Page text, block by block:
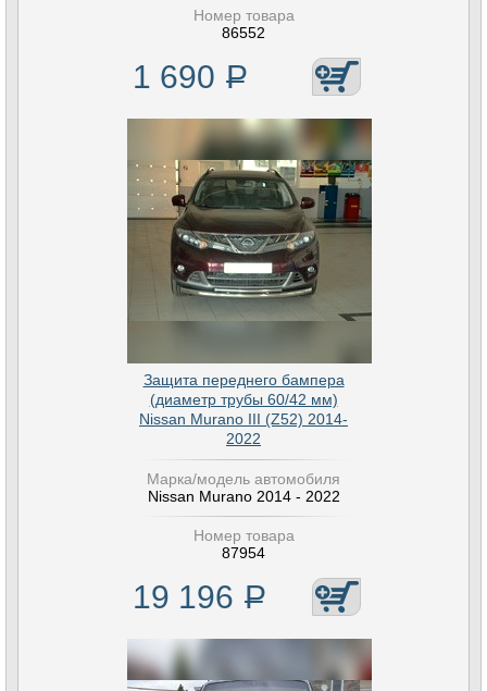
Номер товара
86552
1 690 Р
Защита переднего бампера
(диаметр трубы 60/42 мм)
Nissan Murano III (Z52) 2014-
2022
Марка/модель автомобиля
Nissan Murano 2014 - 2022
Номер товара
87954
19 196 Р